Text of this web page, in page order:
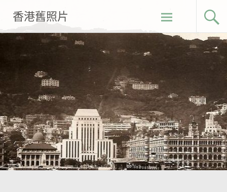
content
香港舊照片